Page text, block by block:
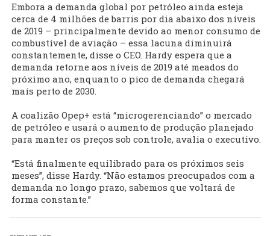
Embora a demanda global por petróleo ainda esteja
cerca de 4 milhões de barris por dia abaixo dos níveis
de 2019 – principalmente devido ao menor consumo de
combustível de aviação – essa lacuna diminuirá
constantemente, disse o CEO. Hardy espera que a
demanda retorne aos níveis de 2019 até meados do
próximo ano, enquanto o pico de demanda chegará
mais perto de 2030.
A coalizão Opep+ está “microgerenciando” o mercado
de petróleo e usará o aumento de produção planejado
para manter os preços sob controle, avalia o executivo.
“Está finalmente equilibrado para os próximos seis
meses”, disse Hardy. “Não estamos preocupados com a
demanda no longo prazo, sabemos que voltará de
forma constante.”